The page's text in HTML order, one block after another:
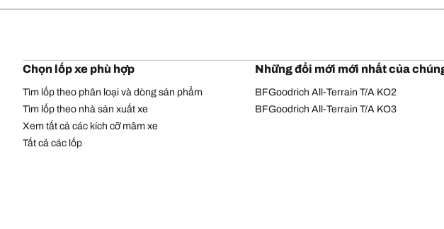
Chọn lốp xe phù hợp
Tìm lốp theo phân loại và dòng sản phẩm
Tìm lốp theo nhà sản xuất xe
Xem tất cả các kích cỡ mâm xe
Tất cả các lốp
Những đổi mới mới nhất của
BFGoodrich All-Terrain T/A KO2
BFGoodrich All-Terrain T/A KO3